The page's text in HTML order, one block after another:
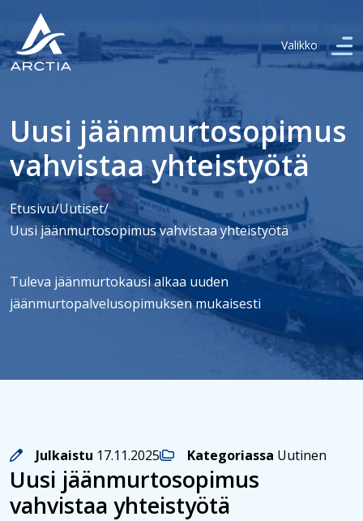
Valikko
Uusi jäänmurtosopimus
vahvistaa yhteistyötä
Etusivu/Uutiset/
Uusi jäänmurtosopimus vahvistaa yhteistyötä
Tuleva jäänmurtokausi alkaa uuden
jäänmurtopalvelusopimuksen mukaisesti
Julkaistu 17.11.2025 Kategoriassa Uutinen
Uusi jäänmurtosopimus
vahvistaa yhteistyötä